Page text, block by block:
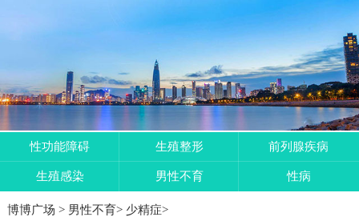
性功能障碍 生殖整形 前列腺疾病
生殖感染 男性不育 性病
博博广场 > 男性不育> 少精症>